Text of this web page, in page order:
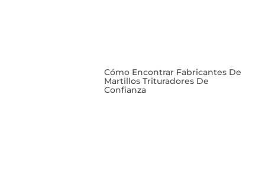
Cómo Encontrar Fabricantes De
Martillos Trituradores De
Confianza